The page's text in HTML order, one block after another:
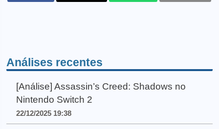
Análises recentes
[Análise] Assassin’s Creed: Shadows no
Nintendo Switch 2
22/12/2025 19:38